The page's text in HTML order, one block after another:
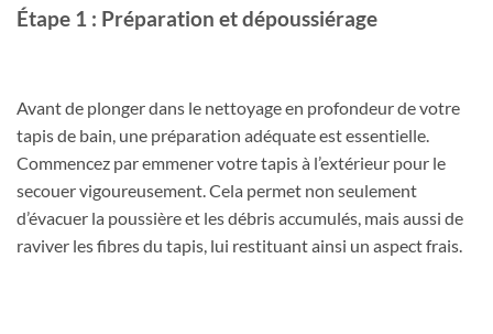
Étape 1 : Préparation et dépoussiérage
Avant de plonger dans le nettoyage en profondeur de votre
tapis de bain, une préparation adéquate est essentielle.
Commencez par emmener votre tapis à l’extérieur pour le
secouer vigoureusement. Cela permet non seulement
d’évacuer la poussière et les débris accumulés, mais aussi de
raviver les fibres du tapis, lui restituant ainsi un aspect frais.